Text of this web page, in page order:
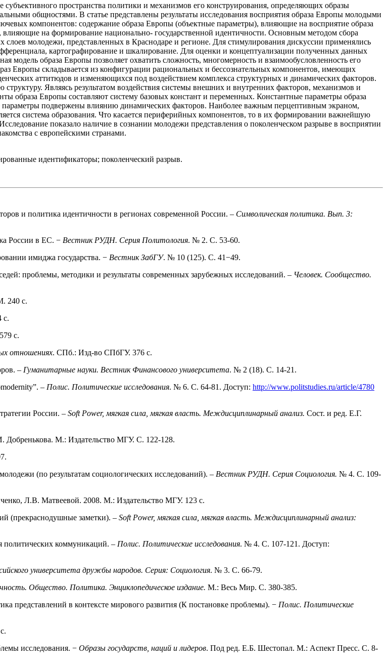
пространства политики и механизмов его конструирования, определяющих образы
общностями. В статье представлены результаты исследования восприятия образа Европы молодыми
компонентов: содержание образа Европы (объектные параметры), влияющие на восприятие образа
на формирование национально- государственной идентичности. Основным методом сбора
молодежи, представленных в Краснодаре и регионе. Для стимулирования дискуссии применялись
картографирование и шкалирование. Для оценки и концептуализации полученных данных
модель образа Европы позволяет охватить сложность, многомерность и взаимообусловленность его
Европы складывается из конфигурации рациональных и бессознательных компонентов, имеющих
аттитюдов и изменяющихся под воздействием комплекса структурных и динамических факторов.
Являясь результатом воздействия системы внешних и внутренних факторов, механизмов и
образа Европы составляют систему базовых констант и переменных. Константные параметры образа
подвержены влиянию динамических факторов. Наиболее важным перцептивным экраном,
система образования. Что касается периферийных компонентов, то в их формировании важнейшую
показало наличие в сознании молодежи представления о поколенческом разрыве в восприятии
с европейскими странами.
идентификаторы; поколенческий разрыв.
и политика идентичности в регионах современной России. – Символическая политика. Вып. 3:
России в ЕС. − Вестник РУДН. Серия Политология. № 2. С. 53-60.
имиджа государства. − Вестник ЗабГУ. № 10 (125). С. 41−49.
проблемы, методики и результаты современных зарубежных исследова­ний. – Человек. Сообщество.
240 c.
c.
с.
отношениях. СПб.: Изд-во СПбГУ. 376 с.
– Гуманитарные науки. Вестник Финансового университета. № 2 (18). С. 14-21.
– Полис. Политические исследования. № 6. С. 64-81. Доступ: http://www.politstudies.ru/article/4780
России. – Soft Power, мягкая сила, мягкая власть. Междисциплинарный анализ. Сост. и ред. Е.Г.
Добренькова. М.: Издательство МГУ. С. 122-128.
(по результатам социологических исследований). – Вестник РУДН. Cерия Социология. № 4. С. 109-
Л.В. Матвеевой. 2008. М.: Издательство МГУ. 123 c.
(прекраснодушные заметки). – Soft Power, мягкая сила, мягкая власть. Междисциплинарный анализ:
коммуникаций. – Полис. Политические исследования. № 4. С. 107-121. Доступ:
университета дружбы народов. Серия: Социология. № 3. С. 66-79.
Общество. Политика. Энциклопедическое издание. М.: Весь Мир. С. 380-385.
в контексте мирового развития (К постановке проблемы). − Полис. Политические
исследования. − Образы государств, наций и лидеров. Под ред. Е.Б. Шестопал. М.: Аспект Пресс. С. 8-